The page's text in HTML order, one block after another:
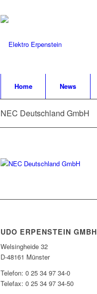
Home News
NEC Deutschland GmbH
UDO ERPENSTEIN GMBH
Welsingheide 32
D-48161 Münster
Telefon: 0 25 34 97 34-0
Telefax: 0 25 34 97 34-50